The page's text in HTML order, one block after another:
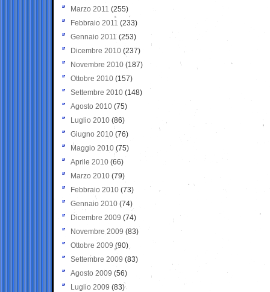
Marzo 2011 (255)
Febbraio 2011 (233)
Gennaio 2011 (253)
Dicembre 2010 (237)
Novembre 2010 (187)
Ottobre 2010 (157)
Settembre 2010 (148)
Agosto 2010 (75)
Luglio 2010 (86)
Giugno 2010 (76)
Maggio 2010 (75)
Aprile 2010 (66)
Marzo 2010 (79)
Febbraio 2010 (73)
Gennaio 2010 (74)
Dicembre 2009 (74)
Novembre 2009 (83)
Ottobre 2009 (90)
Settembre 2009 (83)
Agosto 2009 (56)
Luglio 2009 (83)